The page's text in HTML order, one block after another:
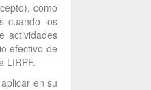
como
cuando los
actividades
efectivo de
LIRPF.
en su